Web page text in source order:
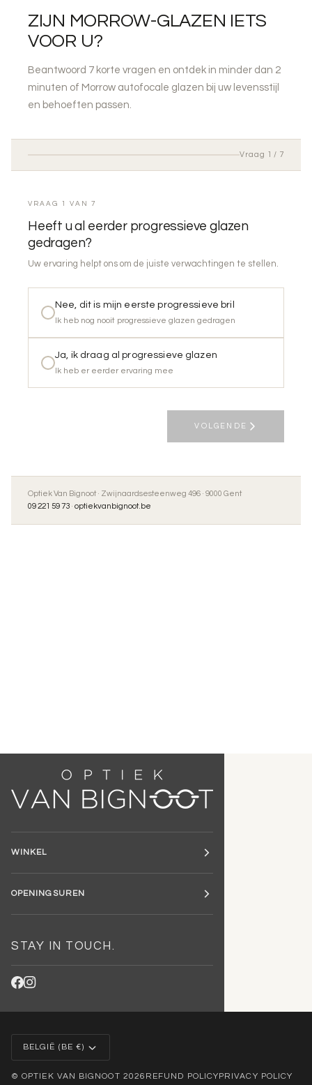
ZIJN MORROW-GLAZEN IETS
VOOR U?
Beantwoord 7 korte vragen en ontdek in minder dan 2
minuten of Morrow autofocale glazen bij uw levensstijl
en behoeften passen.
Vraag 1 / 7
VRAAG 1 VAN 7
Heeft u al eerder progressieve glazen
gedragen?
Uw ervaring helpt ons om de juiste verwachtingen te stellen.
Nee, dit is mijn eerste progressieve bril
Ik heb nog nooit progressieve glazen gedragen
Ja, ik draag al progressieve glazen
Ik heb er eerder ervaring mee
VOLGENDE
Optiek Van Bignoot · Zwijnaardsesteenweg 496 · 9000 Gent
09 221 59 73 · optiekvanbignoot.be
WINKEL
OPENINGSUREN
STAY IN TOUCH.
VALUTA
BELGIË (BE €)
©OPTIEK VAN BIGNOOT 2026 REFUND POLICY PRIVACY POLICY